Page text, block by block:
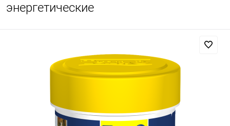
энергетические